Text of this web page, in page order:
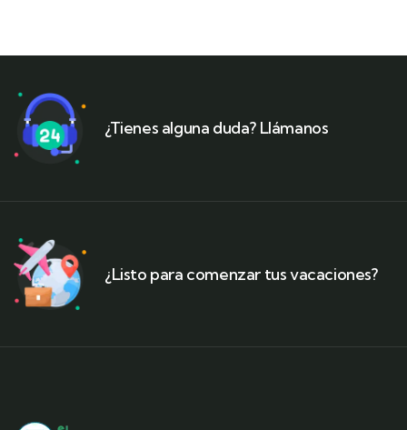
¿Tienes alguna duda? Llámanos
¿Listo para comenzar tus vacaciones?